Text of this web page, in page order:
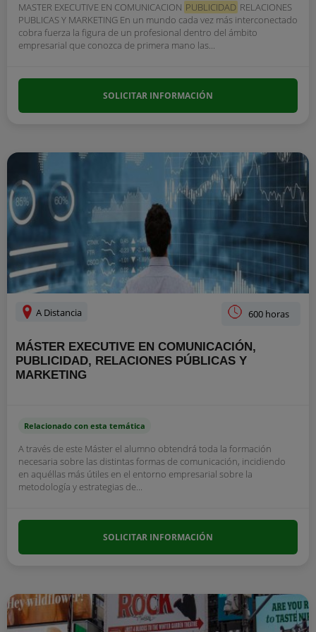
MASTER EXECUTIVE EN COMUNICACION PUBLICIDAD RELACIONES
PUBLICAS Y MARKETING En un mundo cada vez más interconectado
cobra fuerza la figura de un profesional dentro del ámbito
empresarial que conozca de primera mano las...
SOLICITAR INFORMACIÓN
A Distancia 600 horas
MÁSTER EXECUTIVE EN COMUNICACIÓN,
PUBLICIDAD, RELACIONES PÚBLICAS Y
MARKETING
Relacionado con esta temática
A través de este Máster el alumno obtendrá toda la formación
necesaria sobre las distintas formas de comunicación, incidiendo
en aquéllas más útiles en el entorno empresarial sobre la
metodología y estrategias de...
SOLICITAR INFORMACIÓN